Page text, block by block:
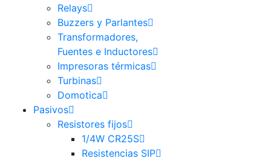
Relays
Buzzers y Parlantes
Transformadores,
Fuentes e Inductores
Impresoras térmicas
Turbinas
Domotica
Pasivos
Resistores fijos
1/4W CR25S
Resistencias SIP